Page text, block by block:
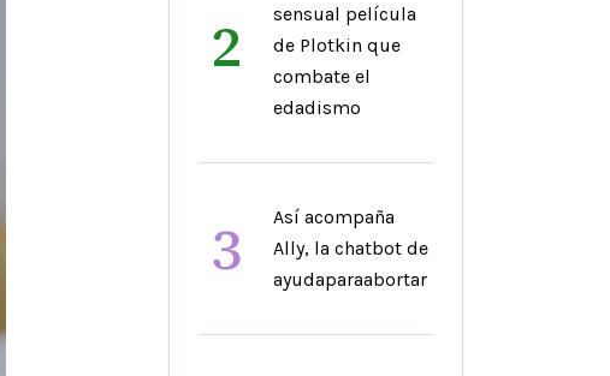
2
sensual película
de Plotkin que
combate el
edadismo
3
Así acompaña
Ally, la chatbot de
ayudaparaabortar